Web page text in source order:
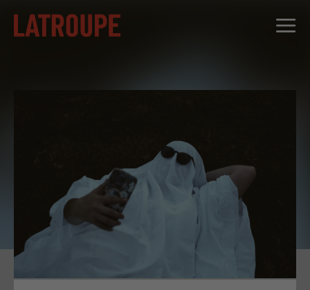
DESTINOS
CITY STORIES
EVENTOS
GRUPOS